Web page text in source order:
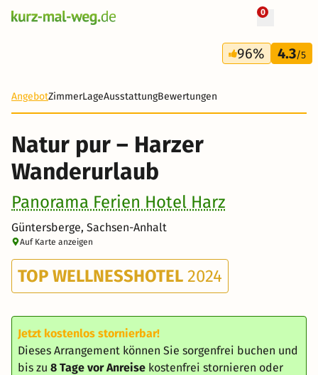
0
5 Tage
335 €
+ 33 Fotos
96% 4.3/5
AngebotZimmerLageAusstattungBewertungen
Natur pur – Harzer
Wanderurlaub
Panorama Ferien Hotel Harz
Güntersberge, Sachsen-Anhalt
Auf Karte anzeigen
TOP WELLNESSHOTEL 2024
Jetzt kostenlos stornierbar!
Dieses Arrangement können Sie sorgenfrei buchen und
bis zu 8 Tage vor Anreise kostenfrei stornieren oder